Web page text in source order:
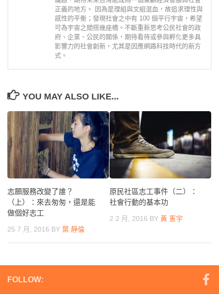
正義的地方。 因為是理組與文組混血，故追求理性與
感性的平衡；發現社會之中有 100 個平行宇宙，希望
可為宇宙之間搭幾座橋。不斷重新思考公民社會的政
府、企業、公民的關係，期待看待或參與孵化更多具
影響力的社會創新，尤其是因應網路科技時代的新方
式。
YOU MAY ALSO LIKE...
志願服務改變了誰？
（上）：來去匆匆，還是能
做個好志工
25 7 月, 2016 BY 葉 靜倫
原民社區志工事件（二）：
社會行動的基本功
2 2 月, 2016 BY 黃 憲宇
FOLLOW: